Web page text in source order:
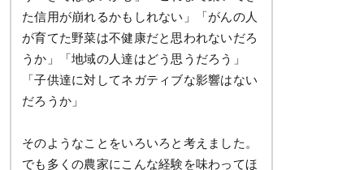
た信用が崩れるかもしれない」「がんの人
が育てた野菜は不健康だと思われないだろ
うか」「地域の人達はどう思うだろう」
「子供達に対してネガティブな影響はない
だろうか」
そのようなことをいろいろと考えました。
でも多くの農家にこんな経験を味わってほ